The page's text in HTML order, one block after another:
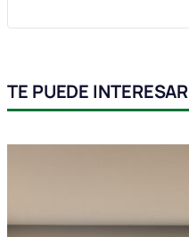
TE PUEDE INTERESAR